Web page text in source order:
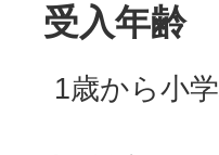
受入年齢
1歳から小